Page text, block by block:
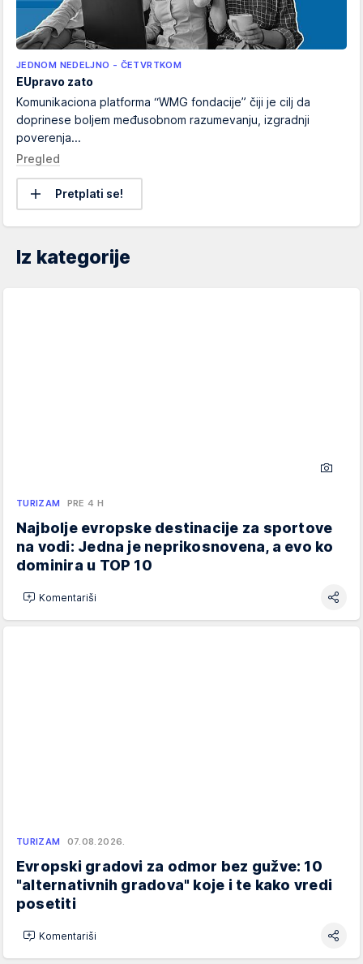
JEDNOM NEDELJNO - ČETVRTKOM
EUpravo zato
Komunikaciona platforma “WMG fondacije” čiji je cilj da
doprinese boljem međusobnom razumevanju, izgradnji
poverenja...
Pregled
Pretplati se!
Iz kategorije
TURIZAM PRE 4 H
Najbolje evropske destinacije za sportove
na vodi: Jedna je neprikosnovena, a evo ko
dominira u TOP 10
Komentariši
TURIZAM 07.08.2026.
Evropski gradovi za odmor bez gužve: 10
"alternativnih gradova" koje i te kako vredi
posetiti
Komentariši